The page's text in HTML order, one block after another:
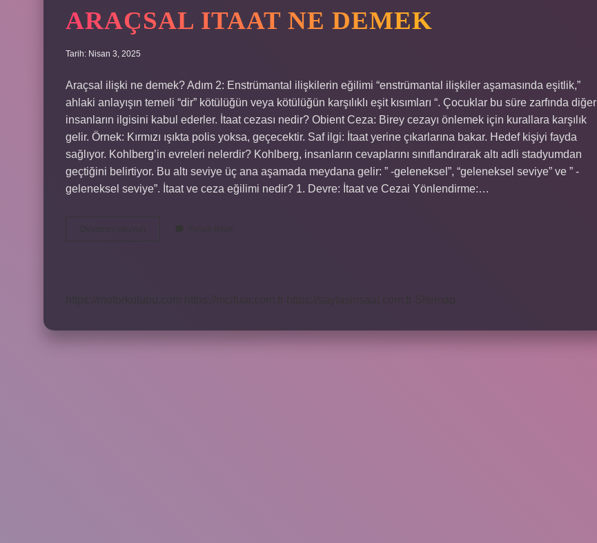
ARAÇSAL ITAAT NE DEMEK
Tarih: Nisan 3, 2025
Araçsal ilişki ne demek? Adım 2: Enstrümantal ilişkilerin eğilimi “enstrümantal ilişkiler aşamasında eşitlik,”
ahlaki anlayışın temeli “dir” kötülüğün veya kötülüğün karşılıklı eşit kısımları “. Çocuklar bu süre zarfında diğer
insanların ilgisini kabul ederler. İtaat cezası nedir? Obient Ceza: Birey cezayı önlemek için kurallara karşılık
gelir. Örnek: Kırmızı ışıkta polis yoksa, geçecektir. Saf ilgi: İtaat yerine çıkarlarına bakar. Hedef kişiyi fayda
sağlıyor. Kohlberg’in evreleri nelerdir? Kohlberg, insanların cevaplarını sınıflandırarak altı adli stadyumdan
geçtiğini belirtiyor. Bu altı seviye üç ana aşamada meydana gelir: ” -geleneksel”, “geleneksel seviye” ve ” -
geleneksel seviye”. İtaat ve ceza eğilimi nedir? 1. Devre: İtaat ve Cezai Yönlendirme:…